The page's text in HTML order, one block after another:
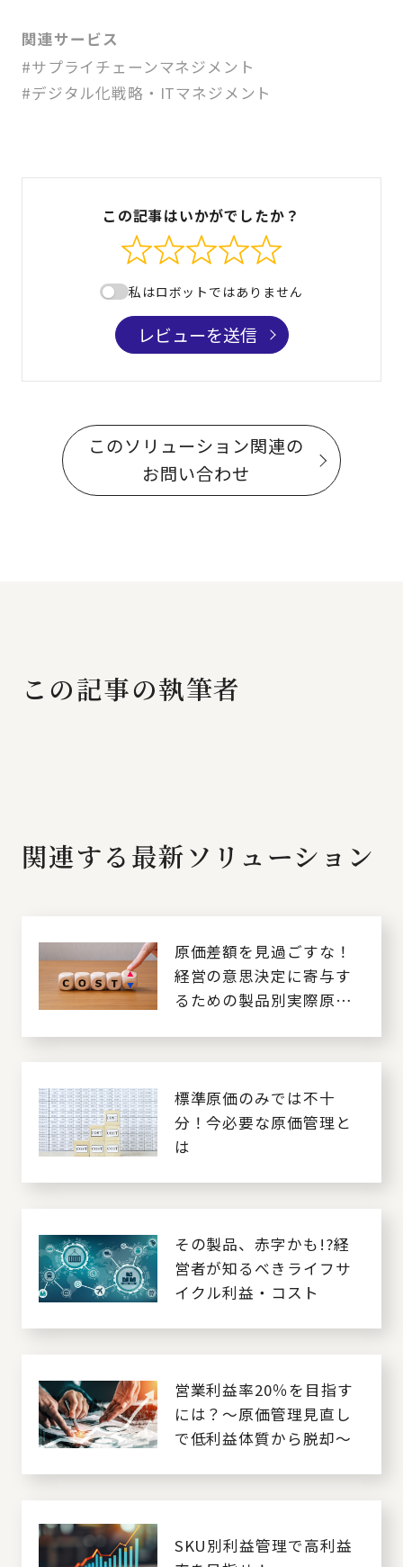
関連サービス
#サプライチェーンマネジメント
#デジタル化戦略・ITマネジメント
この記事はいかがでしたか？
私はロボットではありません
レビューを送信
このソリューション関連の
お問い合わせ
この記事の執筆者
関連する最新ソリューション
原価差額を見過ごすな！
経営の意思決定に寄与す
るための製品別実際原価
標準原価のみでは不十
分！今必要な原価管理と
は
その製品、赤字かも!?経
営者が知るべきライフサ
イクル利益・コスト
営業利益率20％を目指す
には？～原価管理見直し
で低利益体質から脱却～
SKU別利益管理で高利益